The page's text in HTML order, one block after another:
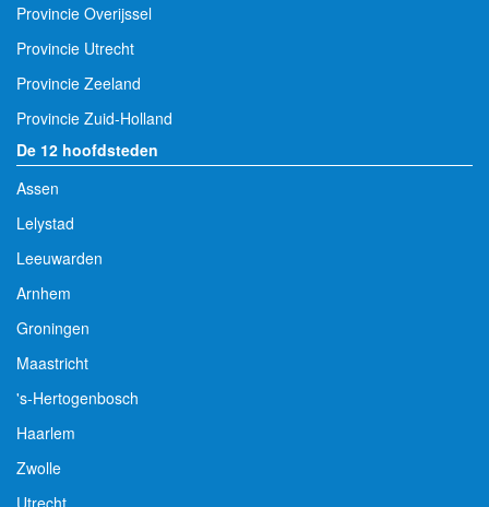
Provincie Overijssel
Provincie Utrecht
Provincie Zeeland
Provincie Zuid-Holland
De 12 hoofdsteden
Assen
Lelystad
Leeuwarden
Arnhem
Groningen
Maastricht
's-Hertogenbosch
Haarlem
Zwolle
Utrecht